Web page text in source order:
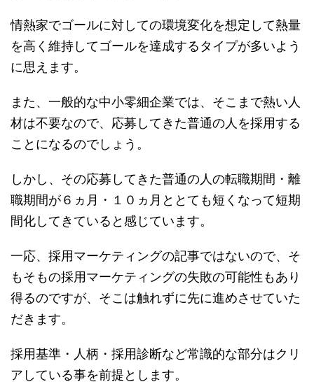
情熱家でゴールに対しての環境変化を想定して熱量
を高く維持してゴールを達成するタイプが多いよう
に思えます。
また、一般的な中小零細企業では、そこまで熱い人
材は不要なので、応募してきた普通の人を採用する
ことになるのでしょう。
しかし、その応募してきた普通の人の転職期間・離
職期間が６ヵ月・１０ヵ月ととても短くなって短期
間化してきていると感じています。
一応、採用マーケティングの記事ではないので、そ
もそもの採用マーケティングの失敗の可能性もあり
得るのですが、そこは触れずに先に進めさせていた
だきます。
採用基準・人柄・採用診断など常識的な部分はクリ
アしている事を前提とします。